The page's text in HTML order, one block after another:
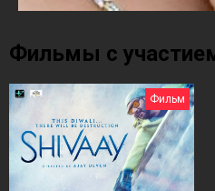
Фильмы с
Фильм